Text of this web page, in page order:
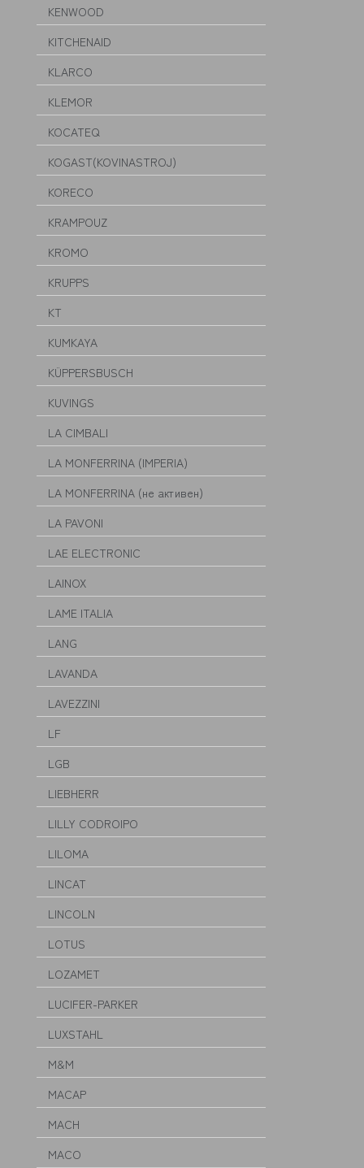
KENWOOD
KITCHENAID
KLARCO
KLEMOR
KOCATEQ
KOGAST(KOVINASTROJ)
KORECO
KRAMPOUZ
KROMO
KRUPPS
KT
KUMKAYA
KÜPPERSBUSCH
KUVINGS
LA CIMBALI
LA MONFERRINA (IMPERIA)
LA MONFERRINA (не активен)
LA PAVONI
LAE ELECTRONIC
LAINOX
LAME ITALIA
LANG
LAVANDA
LAVEZZINI
LF
LGB
LIEBHERR
LILLY CODROIPO
LILOMA
LINCAT
LINCOLN
LOTUS
LOZAMET
LUCIFER-PARKER
LUXSTAHL
M&M
MACAP
MACH
MACO